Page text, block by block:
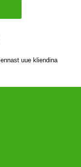
ennast uue kliendina